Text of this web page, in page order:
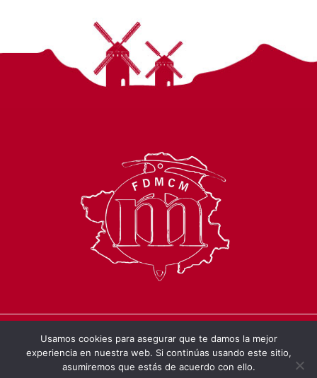
© 2026 Federación de Deportes de
Montaña de Castilla-La Mancha.
Usamos cookies para asegurar que te damos la mejor
experiencia en nuestra web. Si continúas usando este sitio,
asumiremos que estás de acuerdo con ello.